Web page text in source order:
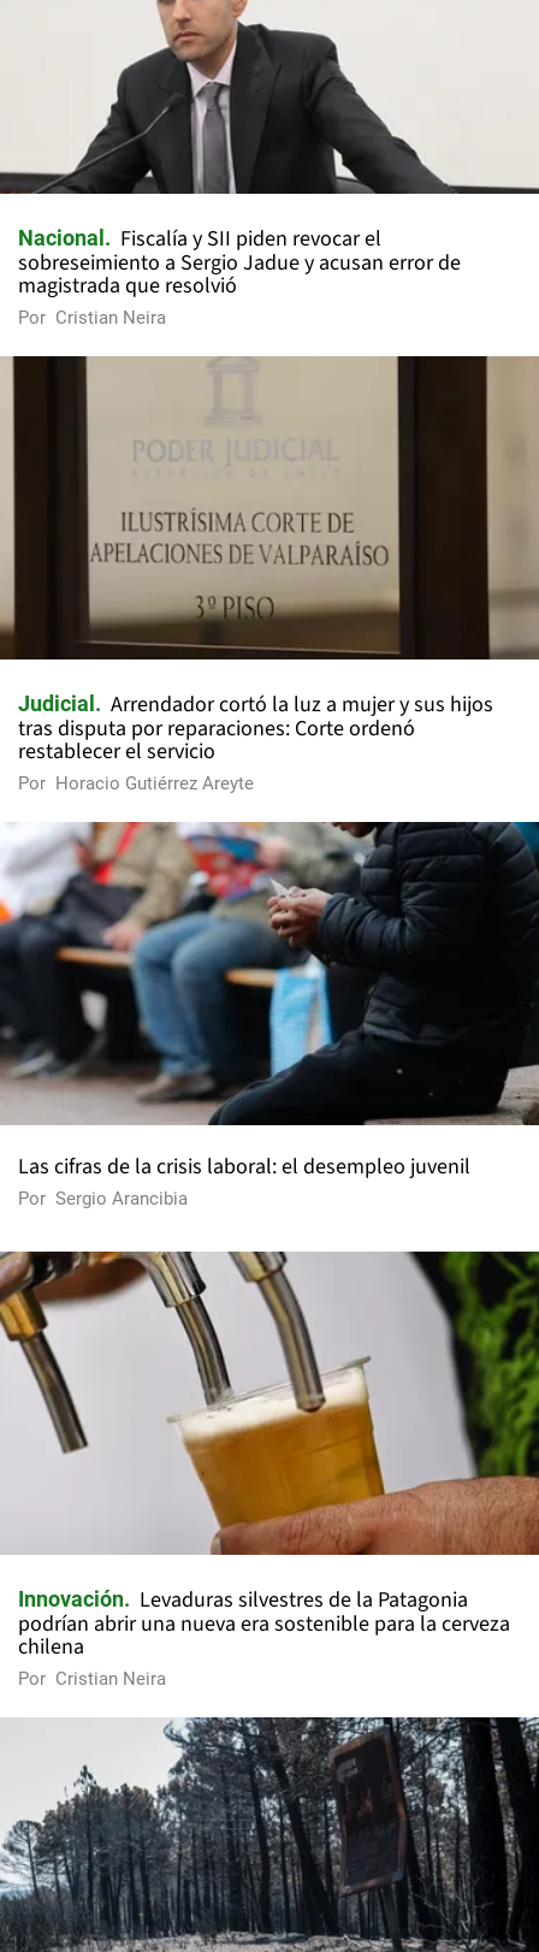
Nacional
Fiscalía y SII piden revocar el
sobreseimiento a Sergio Jadue y acusan error de
magistrada que resolvió
Por Cristian Neira
Judicial
Arrendador cortó la luz a mujer y sus hijos
tras disputa por reparaciones: Corte ordenó
restablecer el servicio
Por Horacio Gutiérrez Areyte
Las cifras de la crisis laboral: el desempleo juvenil
Por Sergio Arancibia
Innovación
Levaduras silvestres de la Patagonia
podrían abrir una nueva era sostenible para la cerveza
chilena
Por Cristian Neira